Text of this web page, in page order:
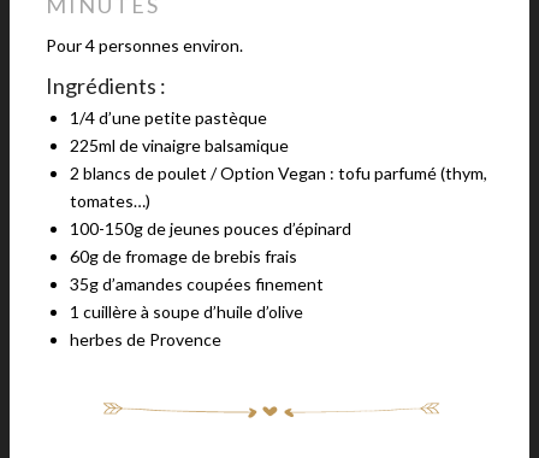
Pour 4 personnes environ.
Ingrédients :
1/4 d’une petite pastèque
225ml de vinaigre balsamique
2 blancs de poulet / Option Vegan : tofu parfumé (thym,
tomates…)
100-150g de jeunes pouces d’épinard
60g de fromage de brebis frais
35g d’amandes coupées finement
1 cuillère à soupe d’huile d’olive
herbes de Provence